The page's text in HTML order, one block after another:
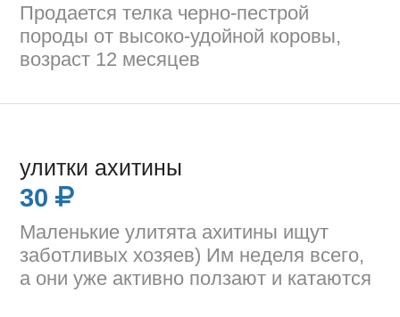
Продается телка черно-пестрой
породы от высоко-удойной коровы,
возраст 12 месяцев
улитки ахитины
30
Маленькие улитята ахитины ищут
заботливых хозяев) Им неделя всего,
а они уже активно ползают и катаются